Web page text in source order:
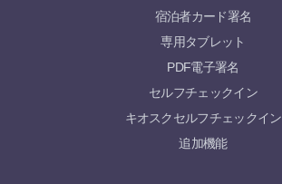
宿泊者カード署名
専用タブレット
PDF電子署名
セルフチェックイン
キオスクセルフチェックイン
追加機能